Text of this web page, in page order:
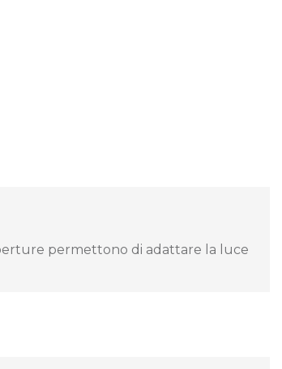
permettono di adattare la luce